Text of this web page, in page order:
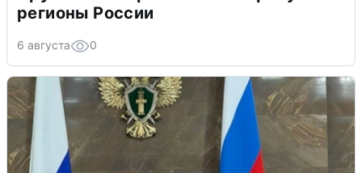
регионы России
6 августа 0